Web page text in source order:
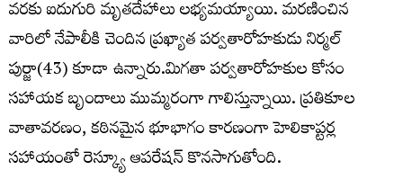
వరకు ఐదుగురి మృతదేహాలు లభ్యమయ్యాయి. మరణించిన
వారిలో నేపాలీకి చెందిన ప్రఖ్యాత పర్వతారోహకుడు నిర్మల్‌
పుర్జా(43) కూడా ఉన్నారు.మిగతా పర్వతారోహకుల కోసం
సహాయక బృందాలు ముమ్మరంగా గాలిస్తున్నాయి. ప్రతికూల
వాతావరణం, కఠినమైన భూభాగం కారణంగా హెలికాప్టర్ల
సహాయంతో రెస్క్యూ ఆపరేషన్ కొనసాగుతోంది.